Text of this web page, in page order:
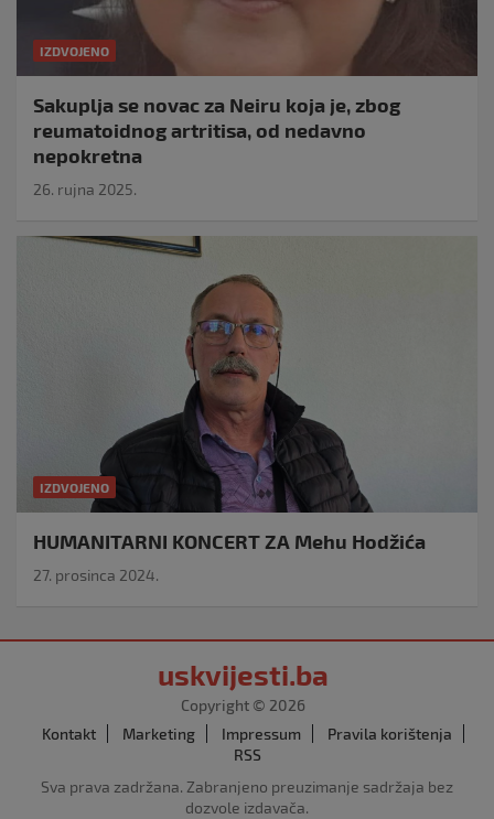
IZDVOJENO
Sakuplja se novac za Neiru koja je, zbog
reumatoidnog artritisa, od nedavno
nepokretna
26. rujna 2025.
IZDVOJENO
HUMANITARNI KONCERT ZA Mehu Hodžića
27. prosinca 2024.
uskvijesti.ba
Copyright © 2026
Kontakt
Marketing Impressum
Pravila korištenja
RSS
Sva prava zadržana. Zabranjeno preuzimanje sadržaja bez
dozvole izdavača.